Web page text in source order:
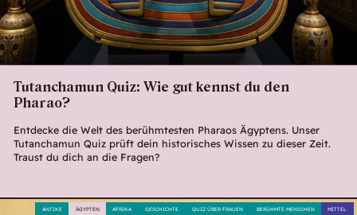
Tutanchamun Quiz: Wie gut kennst du den
Pharao?
Entdecke die Welt des berühmtesten Pharaos Ägyptens. Unser
Tutanchamun Quiz prüft dein historisches Wissen zu dieser Zeit.
Traust du dich an die Fragen?
MITTEL
BERÜHMTE MENSCHEN
QUIZ ÜBER FRAUEN
GESCHICHTE
AFRIKA
ÄGYPTEN
ANTIKE